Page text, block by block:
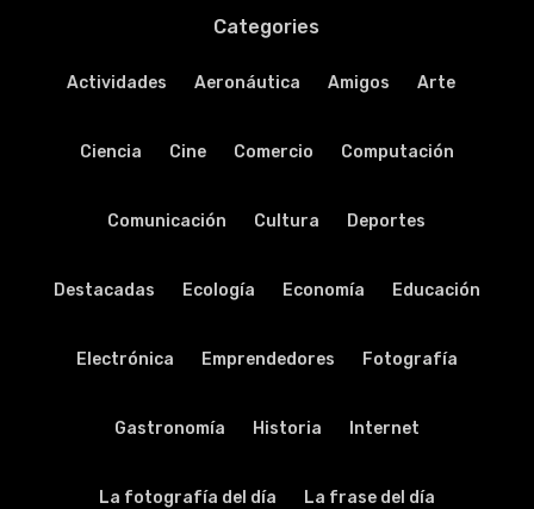
Categories
Actividades Aeronáutica Amigos Arte
Ciencia Cine Comercio Computación
Comunicación Cultura Deportes
Destacadas Ecología Economía Educación
Electrónica Emprendedores Fotografía
Gastronomía Historia Internet
La fotografía del día La frase del día